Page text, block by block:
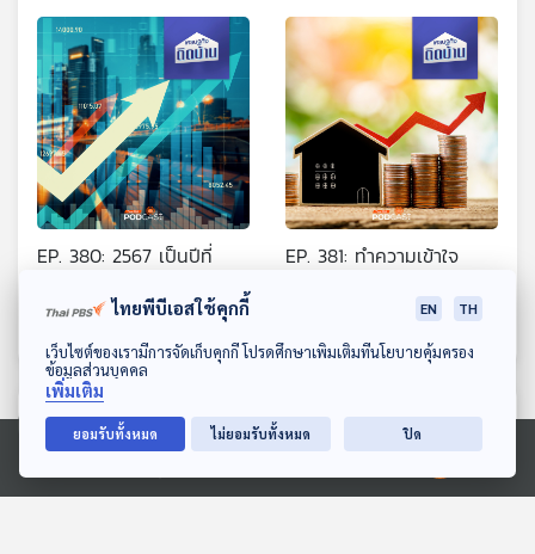
ดาวน์โหลด Thai PBS Podcast Application
Ⓒ 2020 องค์การกระจายเสียงและแพร่ภาพสาธารณะแห่งประเทศไทย
EP. 380: 2567 เป็นปีที่
จริงหรือไม่
เศรษฐกิจติดบ้าน
EP. 381: ทำความเข้าใจ
เทคนิคจัดพอร์ตสำหรับมือ
ตอนที่เกี่ยวข้อง
ไทยพีบีเอสใช้คุกกี้ EN TH
เว็บไซต์ของเรามีการจัดเก็บคุกกี้ โปรดศึกษาเพิ่มเติมที่นโยบายคุ้มครอง
ข้อมูลส่วนบุคคล
เพิ่มเติม
ยอมรับทั้งหมด ไม่ยอมรับทั้งหมด ปิด